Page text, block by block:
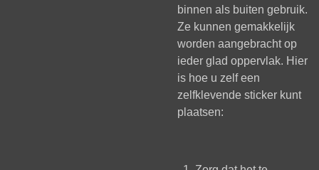
binnen als buiten gebruik.
Ze kunnen gemakkelijk
worden aangebracht op
ieder glad oppervlak. Hier
is hoe u zelf een
zelfklevende sticker kunt
plaatsen: